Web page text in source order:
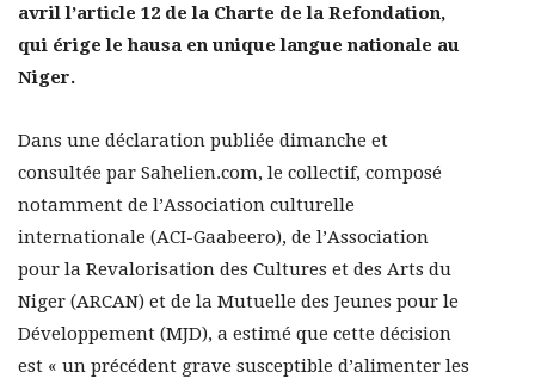
avril l’article 12 de la Charte de la Refondation,
qui érige le hausa en unique langue nationale au
Niger.
Dans une déclaration publiée dimanche et
consultée par Sahelien.com, le collectif, composé
notamment de l’Association culturelle
internationale (ACI-Gaabeero), de l’Association
pour la Revalorisation des Cultures et des Arts du
Niger (ARCAN) et de la Mutuelle des Jeunes pour le
Développement (MJD), a estimé que cette décision
est « un précédent grave susceptible d’alimenter les